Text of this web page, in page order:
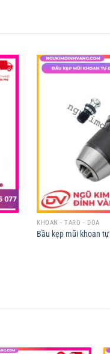
KHOAN - TARO - DOA
Bầu kẹp mũi khoan